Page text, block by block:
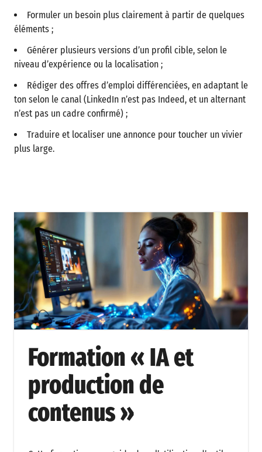
Formuler un besoin plus clairement à partir de quelques
éléments ;
Générer plusieurs versions d’un profil cible, selon le
niveau d’expérience ou la localisation ;
Rédiger des offres d’emploi différenciées, en adaptant le
ton selon le canal (LinkedIn n’est pas Indeed, et un alternant
n’est pas un cadre confirmé) ;
Traduire et localiser une annonce pour toucher un vivier
plus large.
Formation « IA et
production de
contenus »